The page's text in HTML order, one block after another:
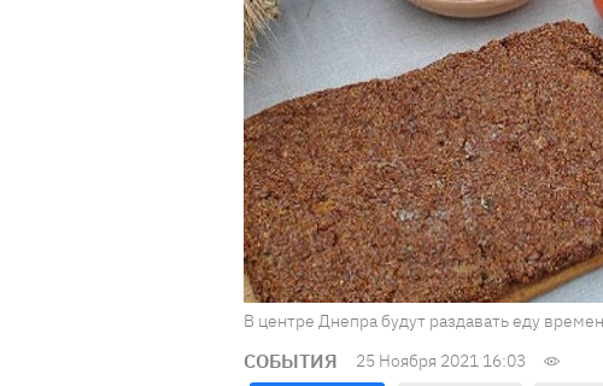
В центре Днепра будут раздавать еду
СОБЫТИЯ 25 Ноября 2021 16:03